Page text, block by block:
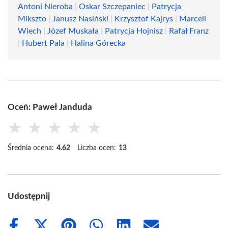
Antoni Nieroba Oskar Szczepaniec
Patrycja
Mikszto
Janusz Nasiński Krzysztof Kajrys
Marceli
Wiech
Józef Muskała Patrycja Hojnisz
Rafał Franz
Hubert Pala Halina Górecka
Oceń: Paweł Janduda
★ ★ ★ ★ ★
Średnia ocena: 4.62 Liczba ocen: 13
Udostępnij